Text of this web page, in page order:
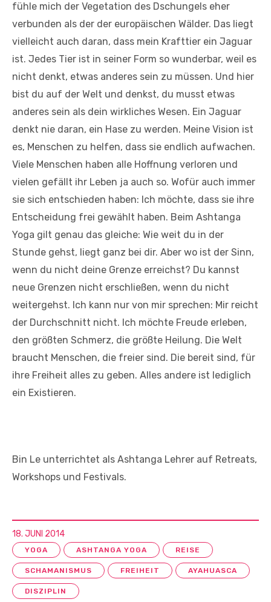
fühle mich der Vegetation des Dschungels eher
verbunden als der der europäischen Wälder. Das liegt
vielleicht auch daran, dass mein Krafttier ein Jaguar
ist. Jedes Tier ist in seiner Form so wunderbar, weil es
nicht denkt, etwas anderes sein zu müssen. Und hier
bist du auf der Welt und denkst, du musst etwas
anderes sein als dein wirkliches Wesen. Ein Jaguar
denkt nie daran, ein Hase zu werden. Meine Vision ist
es, Menschen zu helfen, dass sie endlich aufwachen.
Viele Menschen haben alle Hoffnung verloren und
vielen gefällt ihr Leben ja auch so. Wofür auch immer
sie sich entschieden haben: Ich möchte, dass sie ihre
Entscheidung frei gewählt haben. Beim Ashtanga
Yoga gilt genau das gleiche: Wie weit du in der
Stunde gehst, liegt ganz bei dir. Aber wo ist der Sinn,
wenn du nicht deine Grenze erreichst? Du kannst
neue Grenzen nicht erschließen, wenn du nicht
weitergehst. Ich kann nur von mir sprechen: Mir reicht
der Durchschnitt nicht. Ich möchte Freude erleben,
den größten Schmerz, die größte Heilung. Die Welt
braucht Menschen, die freier sind. Die bereit sind, für
ihre Freiheit alles zu geben. Alles andere ist lediglich
ein Existieren.
Bin Le unterrichtet als Ashtanga Lehrer auf Retreats,
Workshops und Festivals.
18. JUNI 2014
YOGA ASHTANGA YOGA REISE
SCHAMANISMUS FREIHEIT AYAHUASCA
DISZIPLIN